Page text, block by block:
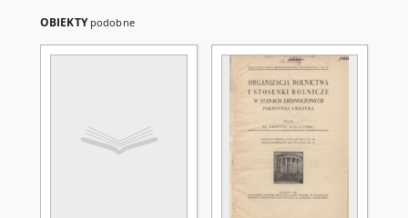
OBIEKTY podobne